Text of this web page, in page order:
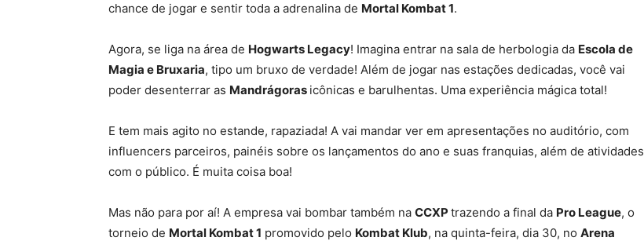
chance de jogar e sentir toda a adrenalina de Mortal Kombat 1.
Agora, se liga na área de Hogwarts Legacy! Imagina entrar na sala de herbologia da Escola de
Magia e Bruxaria, tipo um bruxo de verdade! Além de jogar nas estações dedicadas, você vai
poder desenterrar as Mandrágoras icônicas e barulhentas. Uma experiência mágica total!
E tem mais agito no estande, rapaziada! A vai mandar ver em apresentações no auditório, com
influencers parceiros, painéis sobre os lançamentos do ano e suas franquias, além de atividades
com o público. É muita coisa boa!
Mas não para por aí! A empresa vai bombar também na CCXP trazendo a final da Pro League, o
torneio de Mortal Kombat 1 promovido pelo Kombat Klub, na quinta-feira, dia 30, no Arena